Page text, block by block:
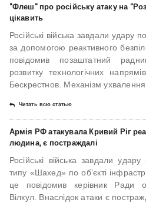
"Флеш" про російську атаку на
цікавить
Російські війська завдали удару
за допомогою реактивного
повідомив позаштатний
розвитку технологічних
Бескрестнов. Механізм ухвалення
Читать всю статью
Армія РФ атакувала Кривий Ріг
людина, є постраждалі
Російські війська завдали
типу «Шахед» по об’єкті
це повідомив керівник Ради
Вілкул. Внаслідок атаки є